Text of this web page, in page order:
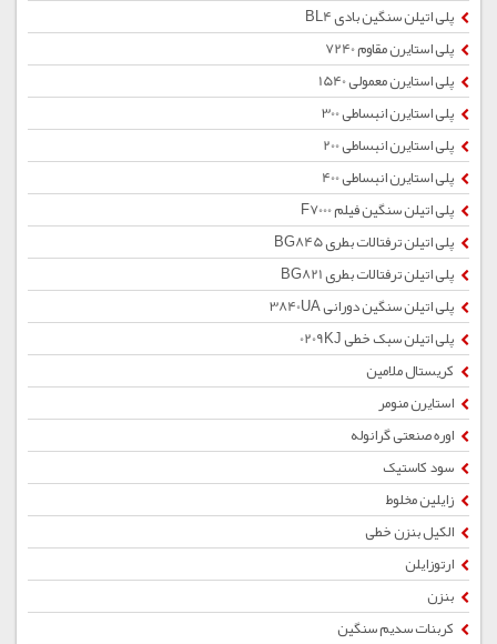
پلی اتیلن سنگین بادی BL4
پلی استایرن مقاوم 7240
پلی استایرن معمولی 1540
پلی استایرن انبساطی 300
پلی استایرن انبساطی 200
پلی استایرن انبساطی 400
پلی اتیلن سنگین فیلم F7000
پلی اتیلن ترفتالات بطری BG845
پلی اتیلن ترفتالات بطری BG821
پلی اتیلن سنگین دورانی 3840UA
پلی اتیلن سبک خطی 0209KJ
کریستال ملامین
استایرن منومر
اوره صنعتی گرانوله
سود کاستیک
زایلین مخلوط
الکیل بنزن خطی
ارتوزایلن
بنزن
کربنات سدیم سنگین